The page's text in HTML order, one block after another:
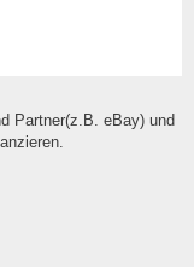
Partner(z.B. eBay) und